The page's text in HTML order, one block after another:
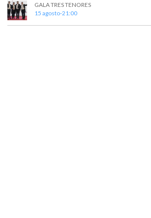
GALA TRES TENORES
15 agosto-21:00